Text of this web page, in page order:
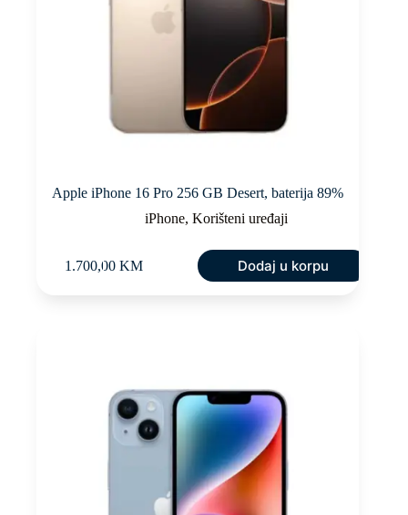
Apple iPhone 16 Pro 256 GB Desert, baterija 89%
iPhone, Korišteni uređaji
1.700,00 KM Dodaj u korpu